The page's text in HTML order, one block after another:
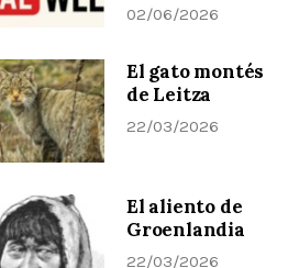
02/06/2026
El gato montés
de Leitza
22/03/2026
El aliento de
Groenlandia
22/03/2026